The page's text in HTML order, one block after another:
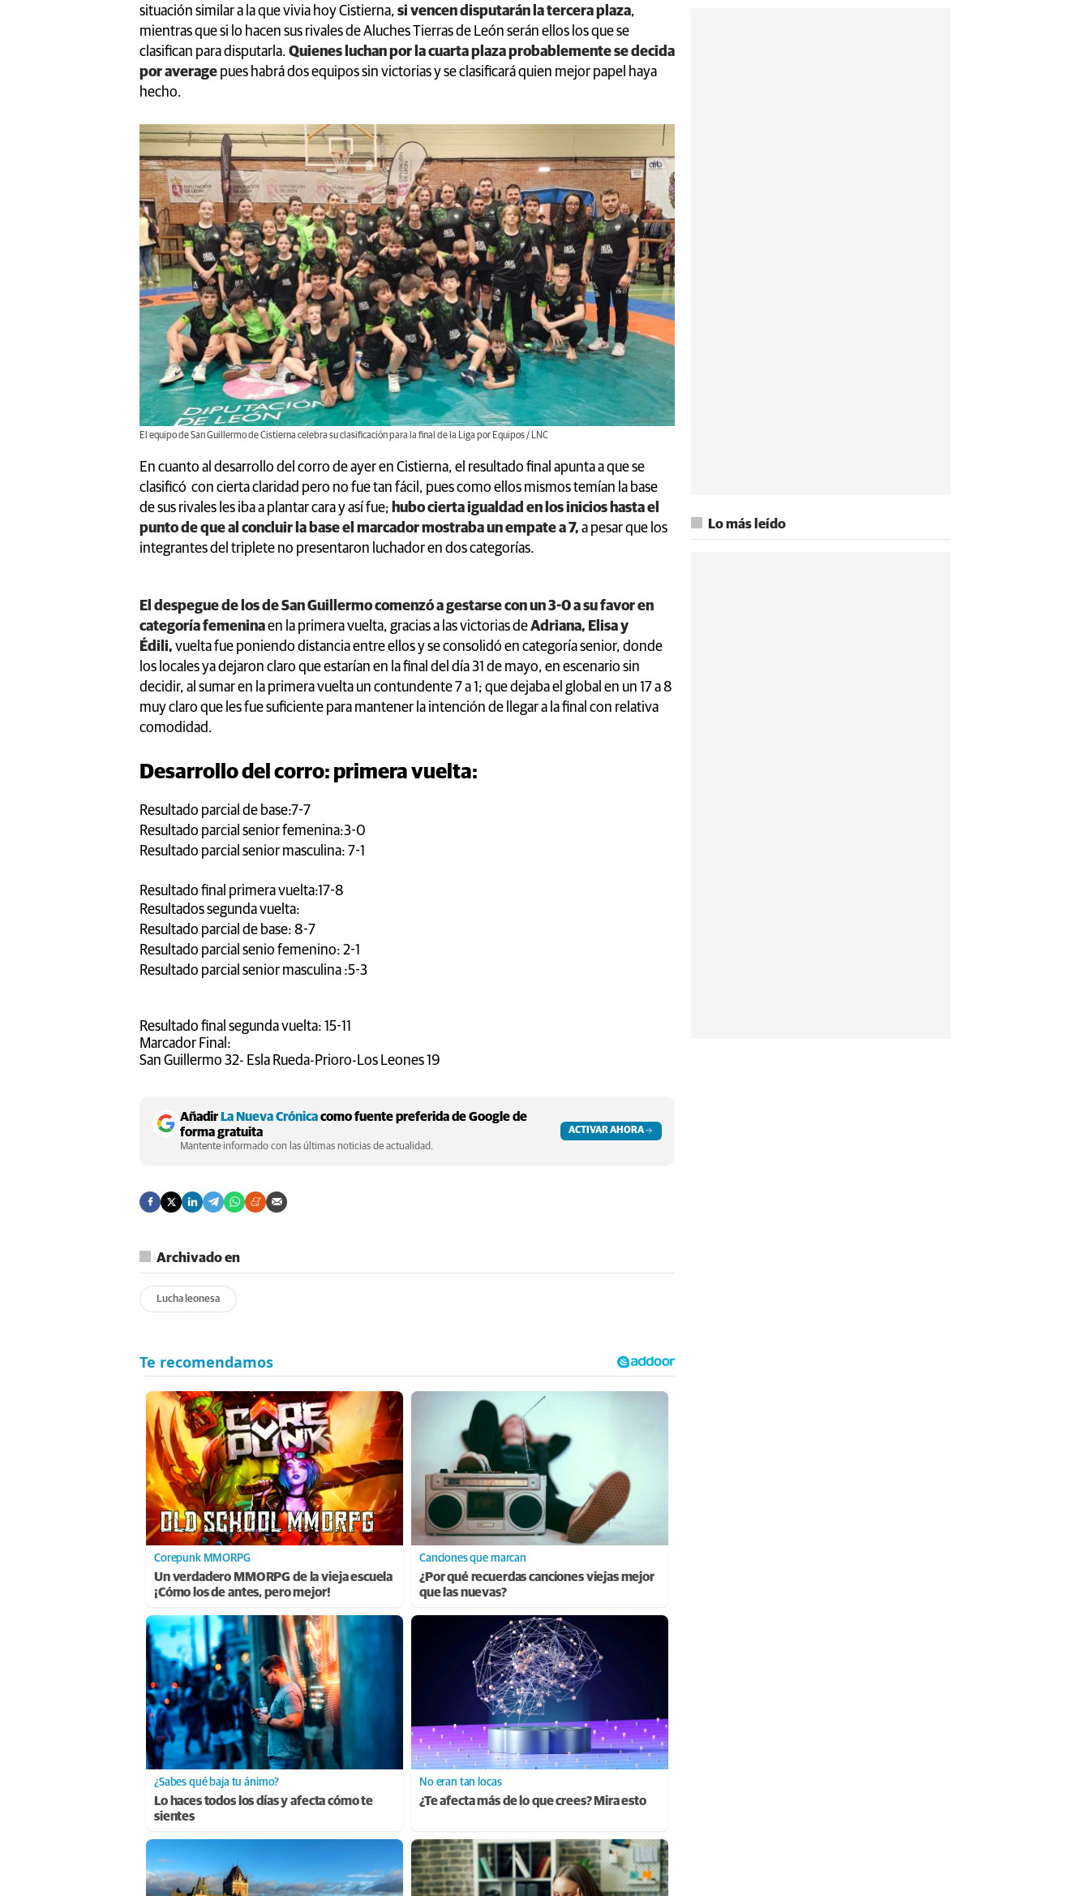
situación similar a la que vivia hoy Cistierna, si vencen disputarán la tercera plaza,
mientras que si lo hacen sus rivales de Aluches Tierras de León serán ellos los que se
clasifican para disputarla. Quienes luchan por la cuarta plaza probablemente se decida
por average pues habrá dos equipos sin victorias y se clasificará quien mejor papel haya
hecho.
El equipo de San Guillermo de Cistierna celebra su clasificación para la final de la Liga por Equipos / LNC
En cuanto al desarrollo del corro de ayer en Cistierna, el resultado final apunta a que se
clasificó con cierta claridad pero no fue tan fácil, pues como ellos mismos temían la base
de sus rivales les iba a plantar cara y así fue; hubo cierta igualdad en los inicios hasta el
punto de que al concluir la base el marcador mostraba un empate a 7, a pesar que los
integrantes del triplete no presentaron luchador en dos categorías.
El despegue de los de San Guillermo comenzó a gestarse con un 3-0 a su favor en
categoría femeninaen la primera vuelta, gracias a las victorias deAdriana, Elisa y
Édili, vuelta fue poniendo distancia entre ellos y se consolidó en categoría senior, donde
los locales ya dejaron claro que estarían en la final del día 31 de mayo, en escenario sin
decidir, al sumar en la primera vuelta un contundente 7 a 1; que dejaba el global en un 17 a 8
muy claro que les fue suficiente para mantener la intención de llegar a la final con relativa
comodidad.
Desarrollo del corro: primera vuelta:
Resultado parcial de base:7-7
Resultado parcial senior femenina:3-0
Resultado parcial senior masculina: 7-1
Resultado final primera vuelta:17-8
Resultados segunda vuelta:
Resultado parcial de base: 8-7
Resultado parcial senio femenino: 2-1
Resultado parcial senior masculina :5-3
Resultado final segunda vuelta: 15-11
Marcador Final:
San Guillermo 32- Esla Rueda-Prioro-Los Leones 19
Añadir La Nueva Crónicacomo fuente preferida de Google de
forma gratuita
Mantente informado con las últimas noticias de actualidad.
ACTIVAR AHORA
Archivado en
Lucha leonesa
Corepunk MMORPG
Un verdadero MMORPG de la vieja escuela
¡Cómo los de antes, pero mejor!
Canciones que marcan
¿Por qué recuerdas canciones viejas mejor
que las nuevas?
¿Sabes qué baja tu ánimo?
Lo haces todos los días y afecta cómo te
sientes
No eran tan locas
¿Te afecta más de lo que crees? Mira esto
Lo más leído